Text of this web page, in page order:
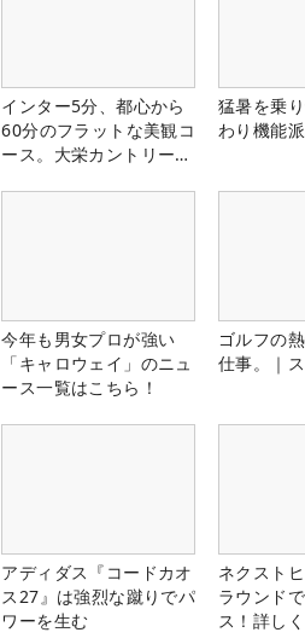
インター5分、都心から
60分のフラットな美観コ
ース。大栄カントリー俱
猛暑を乗
わり機能
今年も男女プロが強い
「キャロウェイ」のニュ
ース一覧はこちら！
ゴルフの
仕事。｜
アディダス『コードカオ
ス27』は強烈な蹴りでパ
ワーを生む
ネクスト
ラウンド
ス！詳し